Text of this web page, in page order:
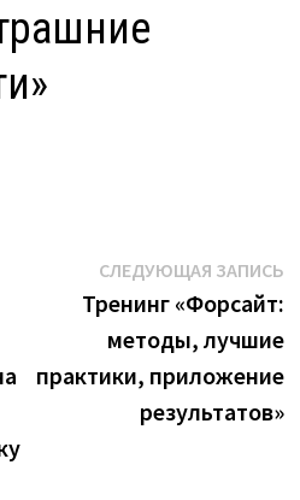
СЛЕДУЮЩАЯ ЗАПИСЬ
Тренинг «Форсайт:
методы, лучшие
практики, приложение
результатов»